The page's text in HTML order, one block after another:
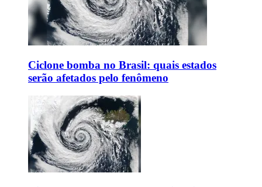
Ciclone bomba no Brasil: quais estados
serão afetados pelo fenômeno